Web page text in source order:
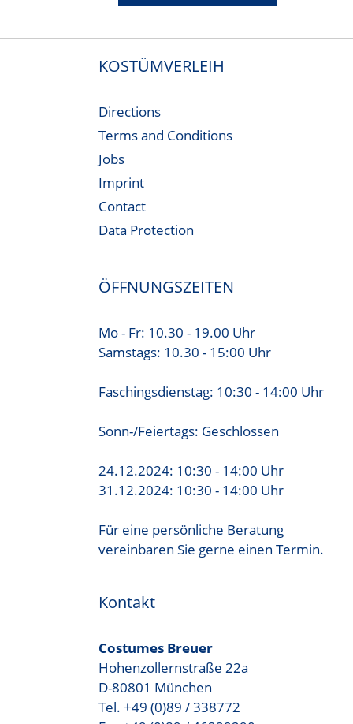
KOSTÜMVERLEIH
Directions
Terms and Conditions
Jobs
Imprint
Contact
Data Protection
ÖFFNUNGSZEITEN
Mo - Fr: 10.30 - 19.00 Uhr
Samstags: 10.30 - 15:00 Uhr
Faschingsdienstag: 10:30 - 14:00 Uhr
Sonn-/Feiertags: Geschlossen
24.12.2024: 10:30 - 14:00 Uhr
31.12.2024: 10:30 - 14:00 Uhr
Für eine persönliche Beratung
vereinbaren Sie gerne einen Termin.
Kontakt
Costumes Breuer
Hohenzollernstraße 22a
D-80801 München
Tel. +49 (0)89 / 338772